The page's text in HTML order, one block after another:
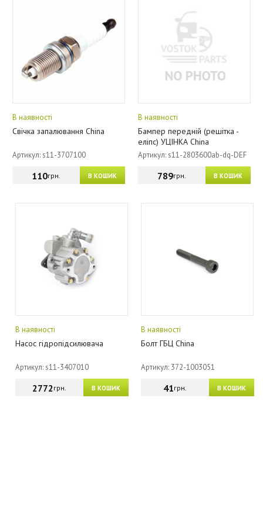
В наявності
Свічка запалювання China
Артикул: s11-3707100
В КОШИК
110грн.
В наявності
Бампер передній (решітка -
еліпс) УЦІНКА China
Артикул: s11-2803600ab-dq-DEF
В КОШИК
789грн.
В наявності
Насос гідропідсилювача
Артикул: s11-3407010
В КОШИК
2772грн.
В наявності
Болт ГБЦ China
Артикул: 372-1003051
В КОШИК
41грн.